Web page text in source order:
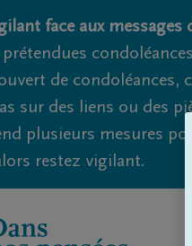
face aux
de condoléances,
sur des liens ou des
plusieurs mesures
restez vigilant.